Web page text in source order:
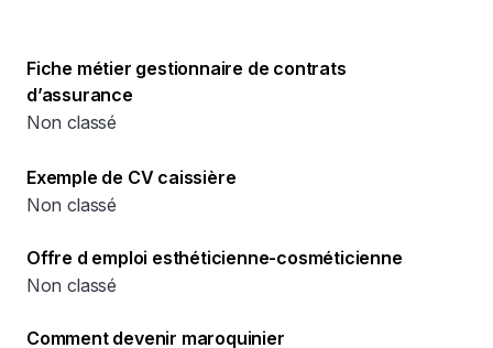
Fiche métier gestionnaire de contrats
d’assurance
Non classé
Exemple de CV caissière
Non classé
Offre d emploi esthéticienne-cosméticienne
Non classé
Comment devenir maroquinier